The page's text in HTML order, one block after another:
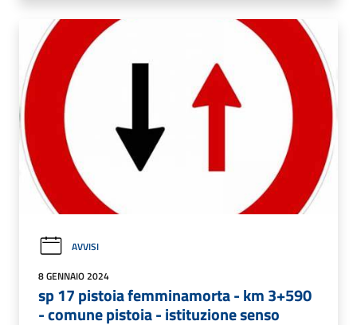
AVVISI
8 GENNAIO 2024
sp 17 pistoia femminamorta - km 3+590
- comune pistoia - istituzione senso